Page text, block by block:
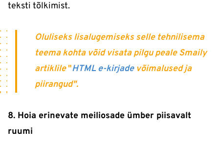
teksti tõlkimist.
Oluliseks lisalugemiseks selle tehnilisema
teema kohta võid visata pilgu peale Smaily
artiklile"HTML e-kirjadevõimalused ja
piirangud".
8. Hoia erinevate meiliosade ümber piisavalt
ruumi